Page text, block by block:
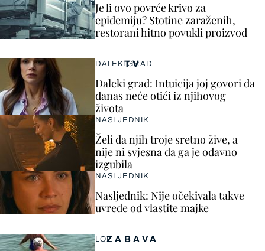
Je li ovo povrće krivo za
epidemiju? Stotine zaraženih,
restorani hitno povukli proizvod
ZABAVA
LOL
TV
DALEKI GRAD
Daleki grad: Intuicija joj govori da
danas neće otići iz njihovog
života
NASLJEDNIK
Želi da njih troje sretno žive, a
nije ni svjesna da ga je odavno
izgubila
NASLJEDNIK
Nasljednik: Nije očekivala takve
uvrede od vlastite majke